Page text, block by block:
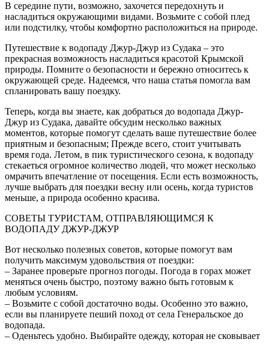
В середине пути, возможно, захочется передохнуть и
насладиться окружающими видами. Возьмите с собой плед
или подстилку, чтобы комфортно расположиться на природе.
Путешествие к водопаду Джур-Джур из Судака – это
прекрасная возможность насладиться красотой Крымской
природы. Помните о безопасности и бережно относитесь к
окружающей среде. Надеемся, что наша статья помогла вам
спланировать вашу поездку.
Теперь, когда вы знаете, как добраться до водопада Джур-
Джур из Судака, давайте обсудим несколько важных
моментов, которые помогут сделать ваше путешествие более
приятным и безопасным; Прежде всего, стоит учитывать
время года. Летом, в пик туристического сезона, к водопаду
стекаеться огромное количество людей, что может несколько
омрачить впечатление от посещения. Если есть возможность,
лучше выбрать для поездки весну или осень, когда туристов
меньше, а природа особенно красива.
СОВЕТЫ ТУРИСТАМ, ОТПРАВЛЯЮЩИМСЯ К
ВОДОПАДУ ДЖУР-ДЖУР
Вот несколько полезных советов, которые помогут вам
получить максимум удовольствия от поездки:
– Заранее проверьте прогноз погоды. Погода в горах может
меняться очень быстро, поэтому важно быть готовым к
любым условиям.
– Возьмите с собой достаточно воды. Особенно это важно,
если вы планируете пеший поход от села Генеральское до
водопада.
– Оденьтесь удобно. Выбирайте одежду, которая не сковывает